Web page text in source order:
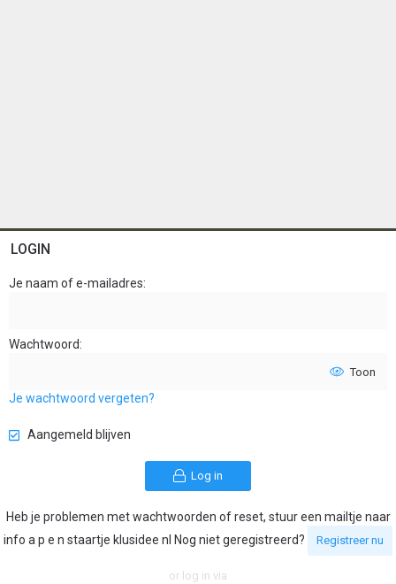
LOGIN
Je naam of e-mailadres
Wachtwoord
Toon
Je wachtwoord vergeten?
Aangemeld blijven
Log in
Heb je problemen met wachtwoorden of reset, stuur een mailtje naar
info a p e n staartje klusidee nl Nog niet geregistreerd?
Registreer nu
or log in via